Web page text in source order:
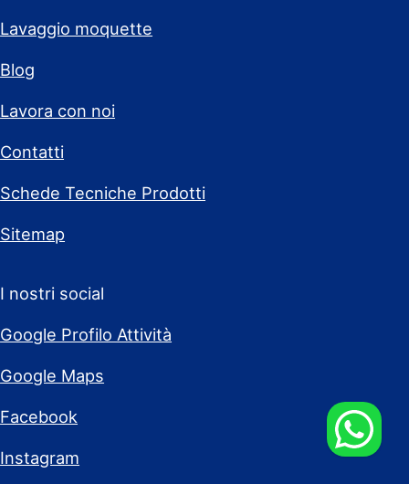
Lavaggio moquette
Blog
Lavora con noi
Contatti
Schede Tecniche Prodotti
Sitemap
I nostri social
Google Profilo Attività
Google Maps
Facebook
Instagram